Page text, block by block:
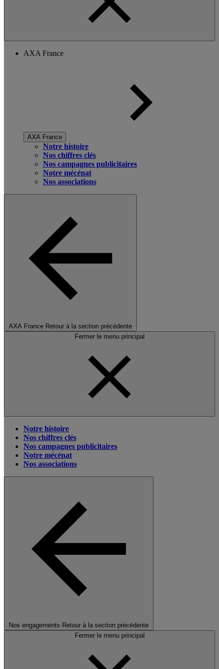
AXA France
AXA France
Notre histoire
Nos chiffres clés
Nos campagnes publicitaires
Notre mécénat
Nos associations
AXA France Retour à la section précédente
Fermer le menu principal
Notre histoire
Nos chiffres clés
Nos campagnes publicitaires
Notre mécénat
Nos associations
Nos engagements Retour à la section précédente
Fermer le menu principal